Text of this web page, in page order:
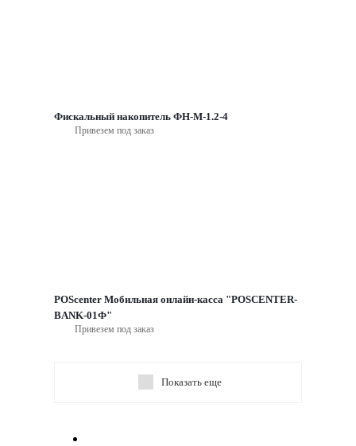
Фискальный накопитель ФН-М-1.2-4
Привезем под заказ
POScenter Мобильная онлайн-касса "POSCENTER-
BANK-01Ф"
Привезем под заказ
Показать еще